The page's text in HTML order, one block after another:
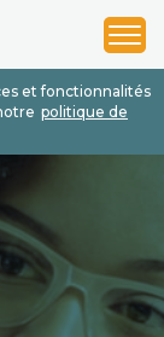
et fonctionnalités
politique de
1
2
3